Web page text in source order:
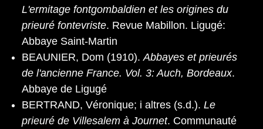
L'ermitage fontgombaldien et les origines du
prieuré fontevriste. Revue Mabillon. Ligugé:
Abbaye Saint-Martin
BEAUNIER, Dom (1910). Abbayes et prieurés
de l'ancienne France. Vol. 3: Auch, Bordeaux.
Abbaye de Ligugé
BERTRAND, Véronique; i altres (s.d.). Le
prieuré de Villesalem à Journet. Communauté